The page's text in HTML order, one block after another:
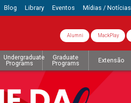
Blog Library Eventos Mídias / Notícias
Alumni MackPlay
Undergraduate
Programs
Graduate
Programs
Extensão